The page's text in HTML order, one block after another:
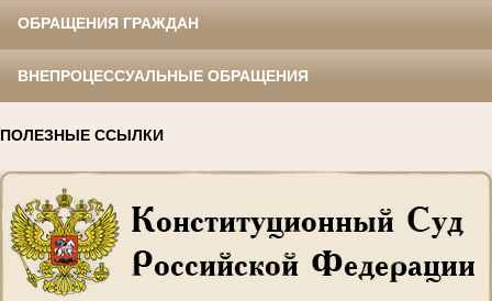
ОБРАЩЕНИЯ ГРАЖДАН
ВНЕПРОЦЕССУАЛЬНЫЕ ОБРАЩЕНИЯ
ПОЛЕЗНЫЕ ССЫЛКИ